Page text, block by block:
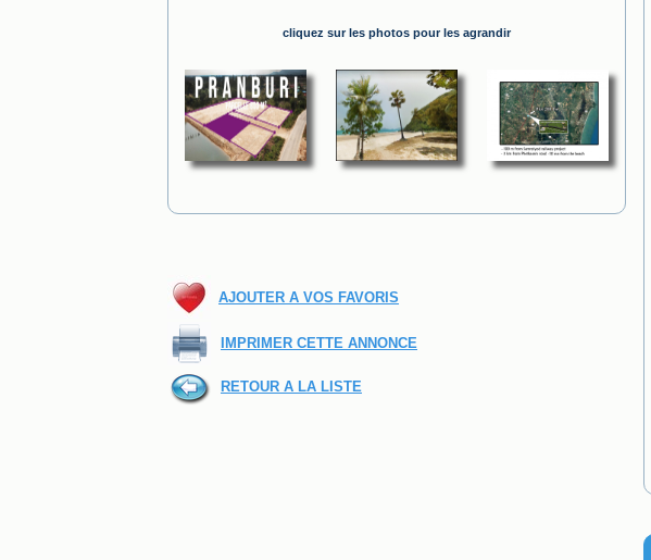
cliquez sur les photos pour les agrandir
AJOUTER A VOS FAVORIS
IMPRIMER CETTE ANNONCE
RETOUR A LA LISTE